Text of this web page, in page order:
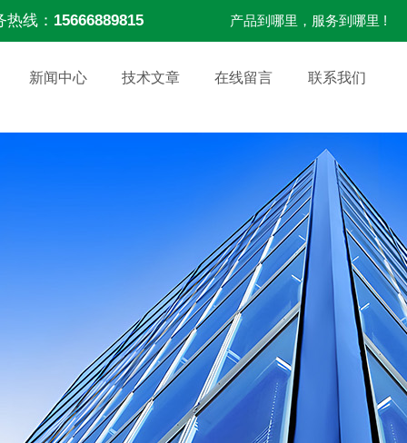
热线： 15666889815 产品到哪里，服务到哪里 !
新闻中心 技术文章 在线留言 联系我们